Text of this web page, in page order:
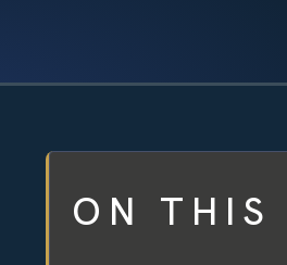
ON THIS